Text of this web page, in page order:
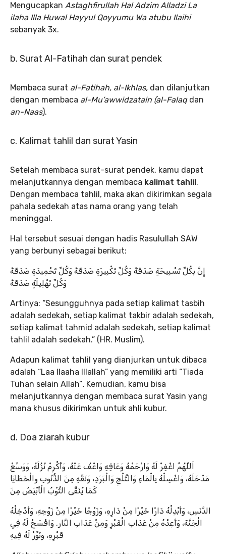
Mengucapkan Astaghfirullah Hal Adzim Alladzi La
ilaha Illa Huwal Hayyul Qoyyumu Wa atubu Ilaihi
sebanyak 3x.
b. Surat Al-Fatihah dan surat pendek
Membaca surat al-Fatihah, al-Ikhlas, dan dilanjutkan
dengan membaca al-Mu’awwidzatain (al-Falaq dan
an-Naas).
c. Kalimat tahlil dan surat Yasin
Setelah membaca surat-surat pendek, kamu dapat
melanjutkannya dengan membaca kalimat tahlil .
Dengan membaca tahlil, maka akan dikirimkan segala
pahala sedekah atas nama orang yang telah
meninggal.
Hal tersebut sesuai dengan hadis Rasulullah SAW
yang berbunyi sebagai berikut:
إِنَّ بِكُلِّ تَسْبِيحَةٍ صَدَقَةً وَكُلِّ تَكْبِيرَةٍ صَدَقَةً وَكُلِّ تَحْمِيدَةٍ صَدَقَةً
وَكُلِّ تَهْلِيلَةٍ صَدَقَةً
Artinya: “Sesungguhnya pada setiap kalimat tasbih
adalah sedekah, setiap kalimat takbir adalah sedekah,
setiap kalimat tahmid adalah sedekah, setiap kalimat
tahlil adalah sedekah.” (HR. Muslim).
Adapun kalimat tahlil yang dianjurkan untuk dibaca
adalah “Laa Ilaaha Illallah” yang memiliki arti “Tiada
Tuhan selain Allah”. Kemudian, kamu bisa
melanjutkannya dengan membaca surat Yasin yang
mana khusus dikirimkan untuk ahli kubur.
d. Doa ziarah kubur
اَللَّهُمَّ اغْفِرْ لَهُ وَارْحَمْهُ وَعَافِهِ وَاعْفُ عَنْهُ، وَأَكْرِمْ نُزُلَهُ، وَوَسِّعْ
مَدْخَلَهُ، وَاغْسِلْهُ بِالْمَاءِ وَالثَّلْجِ وَالْبَرَدِ، وَنَقِّهِ مِنَ الذُّنُوبِ والْخَطَايَا
كَمَا يُنَقَّى الثَّوْبُ الْأَبْيَضُ مِنَ
الدَّنَسِ، وَأَبْدِلْهُ دَارًا خَيْرًا مِنْ دَارِهِ، وَزَوْجًا خَيْرًا مِنْ زَوْجِهِ، وَأَدْخِلْهُ
الْجَنَّةَ، وَأَعِذْهُ مِنْ عَذَابِ الْقَبْرِ وَمِنْ عَذَابِ النَّار, وَافْسَحْ لَهُ فِي
قَبْرِهِ، ونَوِّرْ لَهُ فِيهِ